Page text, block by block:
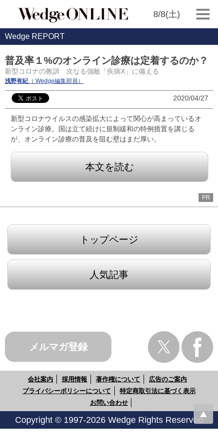
8/8(土)
Wedge REPORT
普及率１%のオンライン診療は定着するのか？
新型コロナの教訓 次なる強敵「疾病X」に備える
浅野有紀（ Wedge編集部員）
2020/04/27
新型コロナウイルスの感染拡大によって関心が高まっているオ
ンライン診療。国は立て続けに規制緩和の特例措置を講じる
が、オンライン診療の普及を阻む壁はまだ厚い。
本文を読む
PR
トップページ
人気記事
メルマガ登録
会社案内 採用情報 著作権について
広告のご案内
プライバシーポリシーについて
特定商取引法に基づく表示
お問い合わせ
Copyright © 1997-2026 Wedge Rights Reserved